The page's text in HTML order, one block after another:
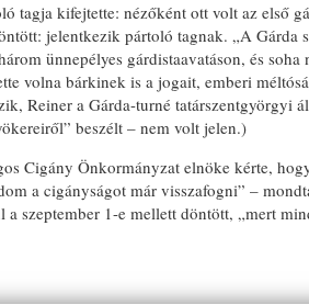
tagja kifejtette: nézőként ott volt az első
jelentkezik pártoló tagnak. „A Gárda
ünnepélyes gárdistaavatáson, és soha
volna bárkinek is a jogait, emberi
Reiner a Gárda-turné tatárszentgyörgyi
beszélt – nem volt jelen.)
Cigány Önkormányzat elnöke kérte,
a cigányságot már visszafogni” –
a szeptember 1-e mellett döntött, „mert